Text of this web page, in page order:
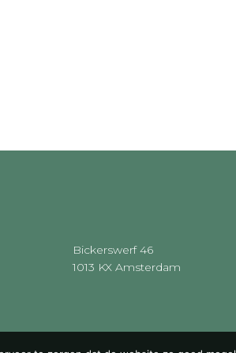
Bickerswerf 46
1013 KX Amsterdam